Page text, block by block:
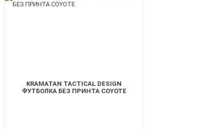
KRAMATAN TACTICAL DESIGN
ФУТБОЛКА БЕЗ ПРИНТА COYOTE